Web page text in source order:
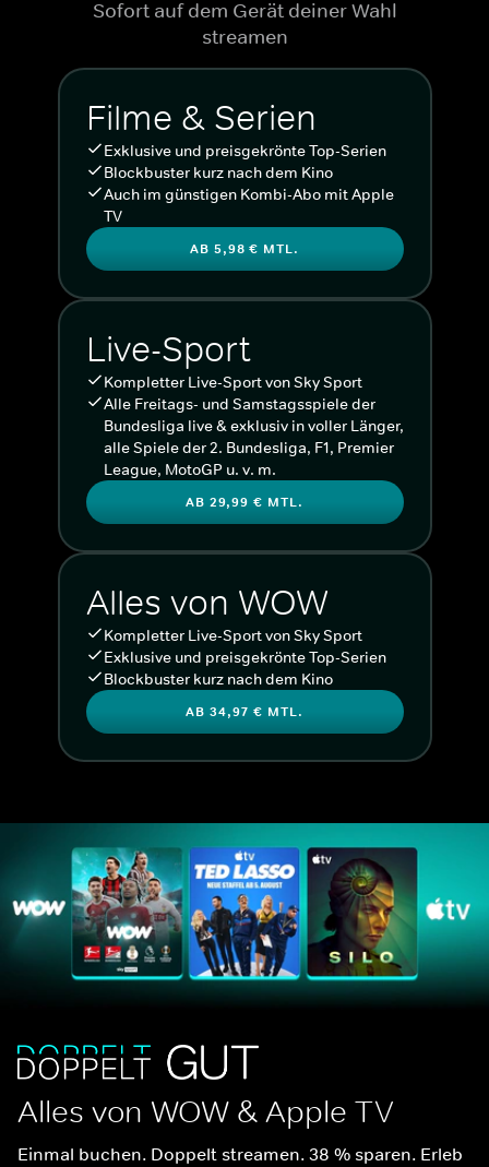
Sofort auf dem Gerät deiner Wahl
streamen
Filme & Serien
Exklusive und preisgekrönte Top-Serien
Blockbuster kurz nach dem Kino
Auch im günstigen Kombi-Abo mit Apple
TV
AB 5,98 € MTL.
Live-Sport
Kompletter Live-Sport von Sky Sport
Alle Freitags- und Samstagsspiele der
Bundesliga live & exklusiv in voller Länger,
alle Spiele der 2. Bundesliga, F1, Premier
League, MotoGP u. v. m.
AB 29,99 € MTL.
Alles von WOW
Kompletter Live-Sport von Sky Sport
Exklusive und preisgekrönte Top-Serien
Blockbuster kurz nach dem Kino
AB 34,97 € MTL.
Alles von WOW & Apple TV
Einmal buchen. Doppelt streamen. 38 % sparen. Erleb